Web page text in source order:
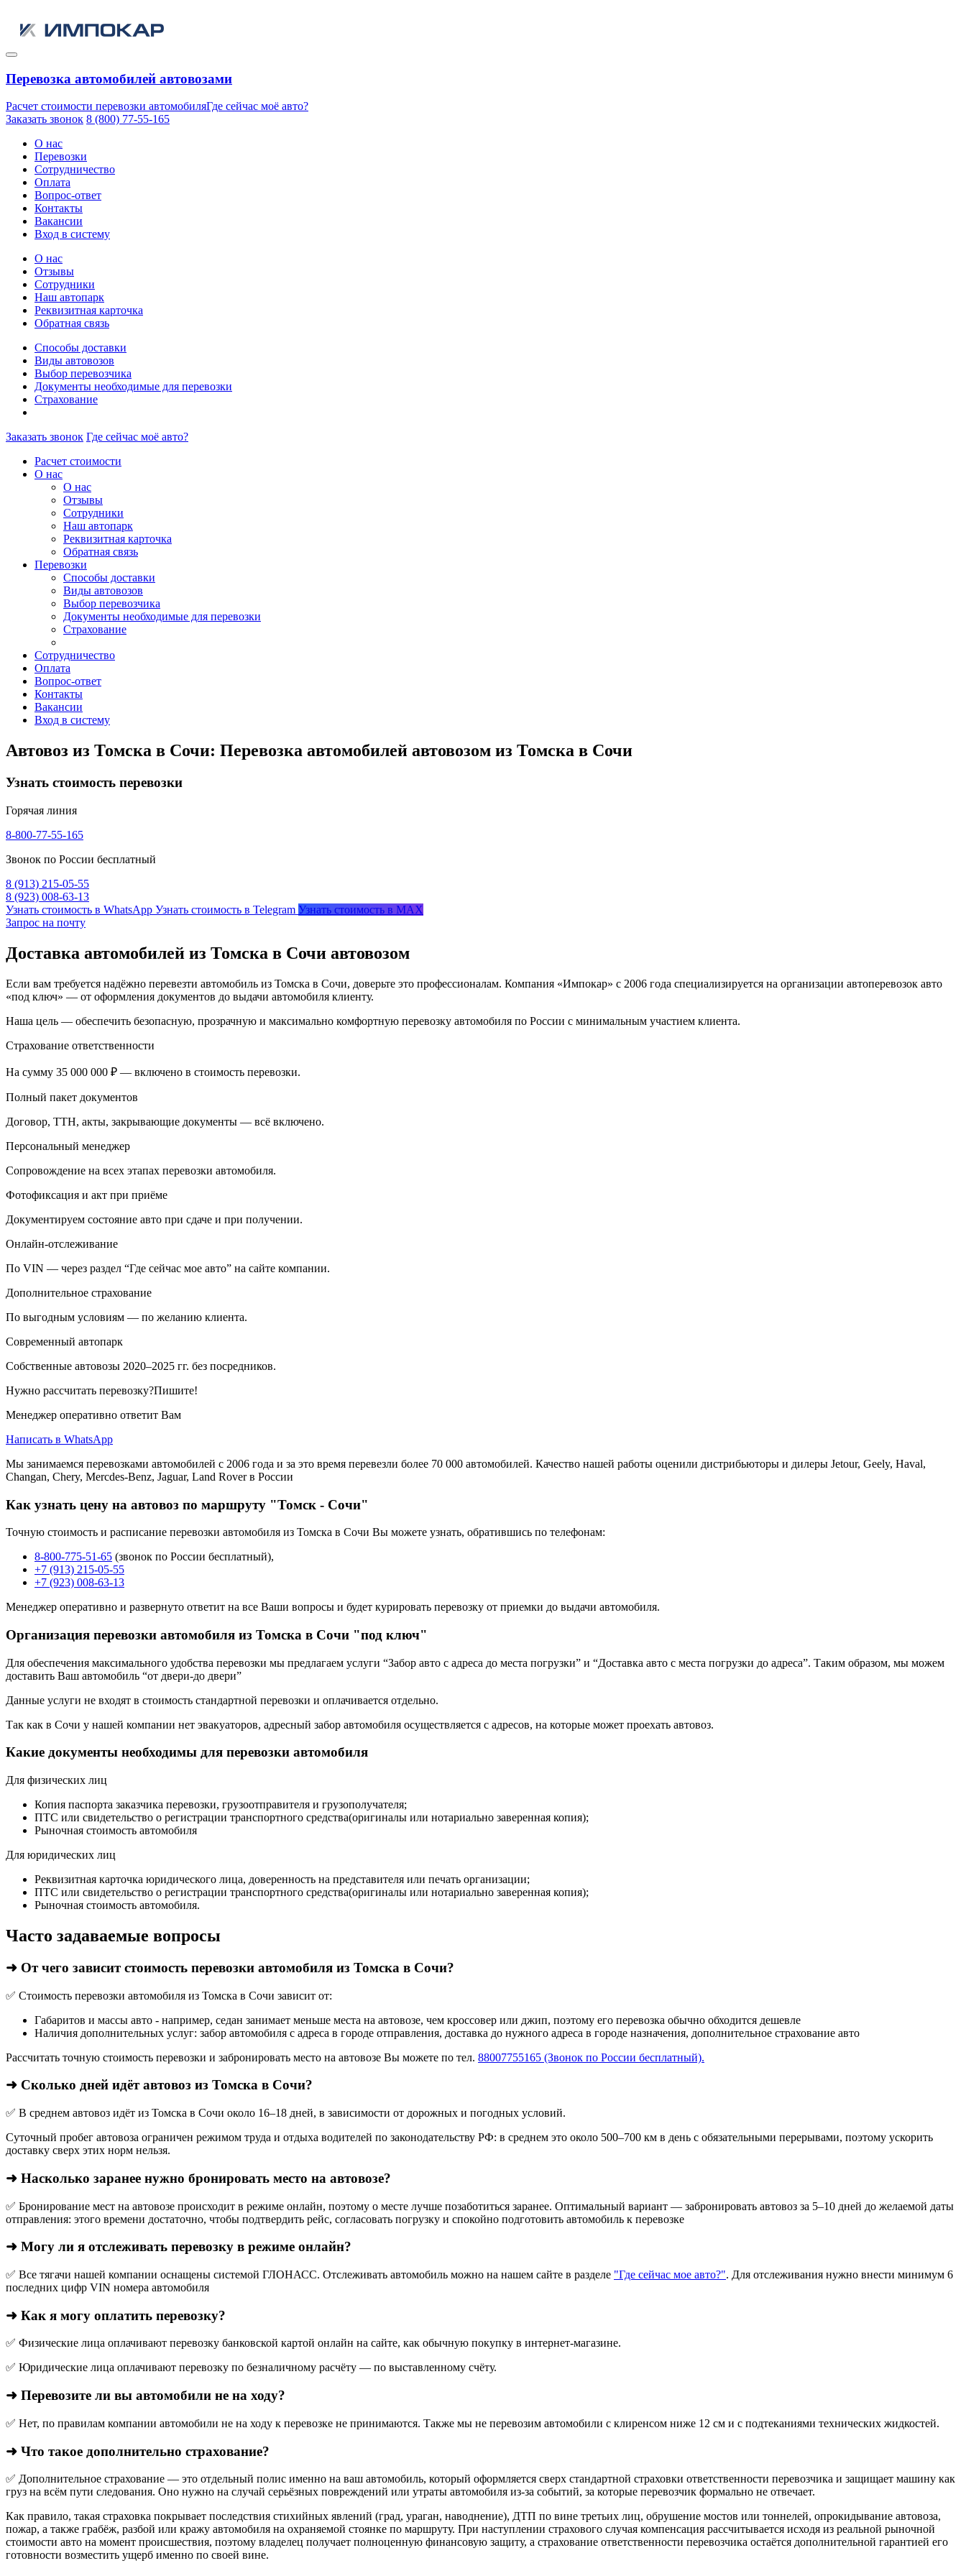
Перевозка автомобилей автовозами
Расчет стоимости перевозки автомобиляГде сейчас моё авто?
Заказать звонок 8 (800) 77-55-165
О нас
Перевозки
Сотрудничество
Оплата
Вопрос-ответ
Контакты
Вакансии
Вход в систему
О нас
Отзывы
Сотрудники
Наш автопарк
Реквизитная карточка
Обратная связь
Способы доставки
Виды автовозов
Выбор перевозчика
Документы необходимые для перевозки
Страхование
Заказать звонок Где сейчас моё авто?
Расчет стоимости
О нас
О нас
Отзывы
Сотрудники
Наш автопарк
Реквизитная карточка
Обратная связь
Перевозки
Способы доставки
Виды автовозов
Выбор перевозчика
Документы необходимые для перевозки
Страхование
Сотрудничество
Оплата
Вопрос-ответ
Контакты
Вакансии
Вход в систему
Автовоз из Томска в Сочи: Перевозка автомобилей автовозом из Томска в Сочи
Узнать стоимость перевозки
Горячая линия
8-800-77-55-165
Звонок по России бесплатный
8 (913) 215-05-55
8 (923) 008-63-13
Узнать стоимость в WhatsApp Узнать стоимость в Telegram Узнать стоимость в MAX
Запрос на почту
Доставка автомобилей из Томска в Сочи автовозом
Если вам требуется надёжно перевезти автомобиль из Томска в Сочи, доверьте это профессионалам. Компания «Импокар» с 2006 года специализируется на организации автоперевозок авто
«под ключ» — от оформления документов до выдачи автомобиля клиенту.
Наша цель — обеспечить безопасную, прозрачную и максимально комфортную перевозку автомобиля по России с минимальным участием клиента.
Страхование ответственности
На сумму 35 000 000 ₽ — включено в стоимость перевозки.
Полный пакет документов
Договор, ТТН, акты, закрывающие документы — всё включено.
Персональный менеджер
Сопровождение на всех этапах перевозки автомобиля.
Фотофиксация и акт при приёме
Документируем состояние авто при сдаче и при получении.
Онлайн-отслеживание
По VIN — через раздел “Где сейчас мое авто” на сайте компании.
Дополнительное страхование
По выгодным условиям — по желанию клиента.
Современный автопарк
Собственные автовозы 2020–2025 гг. без посредников.
Нужно рассчитать перевозку?Пишите!
Менеджер оперативно ответит Вам
Написать в WhatsApp
Мы занимаемся перевозками автомобилей с 2006 года и за это время перевезли более 70 000 автомобилей. Качество нашей работы оценили дистрибьюторы и дилеры Jetour, Geely, Haval,
Changan, Chery, Mercdes-Benz, Jaguar, Land Rover в России
Как узнать цену на автовоз по маршруту "Томск - Сочи"
Точную стоимость и расписание перевозки автомобиля из Томска в Сочи Вы можете узнать, обратившись по телефонам:
8-800-775-51-65 (звонок по России бесплатный),
+7 (913) 215-05-55
+7 (923) 008-63-13
Менеджер оперативно и развернуто ответит на все Ваши вопросы и будет курировать перевозку от приемки до выдачи автомобиля.
Организация перевозки автомобиля из Томска в Сочи "под ключ"
Для обеспечения максимального удобства перевозки мы предлагаем услуги “Забор авто с адреса до места погрузки” и “Доставка авто с места погрузки до адреса”. Таким образом, мы можем
доставить Ваш автомобиль “от двери-до двери”
Данные услуги не входят в стоимость стандартной перевозки и оплачивается отдельно.
Так как в Сочи у нашей компании нет эвакуаторов, адресный забор автомобиля осуществляется с адресов, на которые может проехать автовоз.
Какие документы необходимы для перевозки автомобиля
Для физических лиц
Копия паспорта заказчика перевозки, грузоотправителя и грузополучателя;
ПТС или свидетельство о регистрации транспортного средства(оригиналы или нотариально заверенная копия);
Рыночная стоимость автомобиля
Для юридических лиц
Реквизитная карточка юридического лица, доверенность на представителя или печать организации;
ПТС или свидетельство о регистрации транспортного средства(оригиналы или нотариально заверенная копия);
Рыночная стоимость автомобиля.
Часто задаваемые вопросы
➜ От чего зависит стоимость перевозки автомобиля из Томска в Сочи?
✅ Стоимость перевозки автомобиля из Томска в Сочи зависит от:
Габаритов и массы авто - например, седан занимает меньше места на автовозе, чем кроссовер или джип, поэтому его перевозка обычно обходится дешевле
Наличия дополнительных услуг: забор автомобиля с адреса в городе отправления, доставка до нужного адреса в городе назначения, дополнительное страхование авто
Рассчитать точную стоимость перевозки и забронировать место на автовозе Вы можете по тел. 88007755165 (Звонок по России бесплатный).
➜ Сколько дней идёт автовоз из Томска в Сочи?
✅ В среднем автовоз идёт из Томска в Сочи около 16–18 дней, в зависимости от дорожных и погодных условий.
Суточный пробег автовоза ограничен режимом труда и отдыха водителей по законодательству РФ: в среднем это около 500–700 км в день с обязательными перерывами, поэтому ускорить
доставку сверх этих норм нельзя.
➜ Насколько заранее нужно бронировать место на автовозе?
✅ Бронирование мест на автовозе происходит в режиме онлайн, поэтому о месте лучше позаботиться заранее. Оптимальный вариант — забронировать автовоз за 5–10 дней до желаемой даты
отправления: этого времени достаточно, чтобы подтвердить рейс, согласовать погрузку и спокойно подготовить автомобиль к перевозке
➜ Могу ли я отслеживать перевозку в режиме онлайн?
✅ Все тягачи нашей компании оснащены системой ГЛОНАСС. Отслеживать автомобиль можно на нашем сайте в разделе "Где сейчас мое авто?". Для отслеживания нужно внести минимум 6
последних цифр VIN номера автомобиля
➜ Как я могу оплатить перевозку?
✅ Физические лица оплачивают перевозку банковской картой онлайн на сайте, как обычную покупку в интернет‑магазине.
✅ Юридические лица оплачивают перевозку по безналичному расчёту — по выставленному счёту.
➜ Перевозите ли вы автомобили не на ходу?
✅ Нет, по правилам компании автомобили не на ходу к перевозке не принимаются. Также мы не перевозим автомобили с клиренсом ниже 12 см и с подтеканиями технических жидкостей.
➜ Что такое дополнительно страхование?
✅ Дополнительное страхование — это отдельный полис именно на ваш автомобиль, который оформляется сверх стандартной страховки ответственности перевозчика и защищает машину как
груз на всём пути следования. Оно нужно на случай серьёзных повреждений или утраты автомобиля из‑за событий, за которые перевозчик формально не отвечает.​
Как правило, такая страховка покрывает последствия стихийных явлений (град, ураган, наводнение), ДТП по вине третьих лиц, обрушение мостов или тоннелей, опрокидывание автовоза,
пожар, а также грабёж, разбой или кражу автомобиля на охраняемой стоянке по маршруту. При наступлении страхового случая компенсация рассчитывается исходя из реальной рыночной
стоимости авто на момент происшествия, поэтому владелец получает полноценную финансовую защиту, а страхование ответственности перевозчика остаётся дополнительной гарантией его
готовности возместить ущерб именно по своей вине.